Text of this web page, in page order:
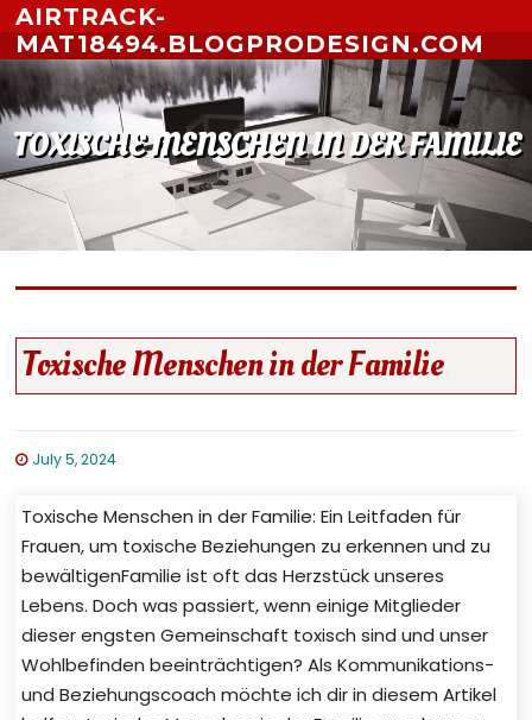
Skip to content
AIRTRACK-
MAT18494.BLOGPRODESIGN.COM
TOXISCHE MENSCHEN IN DER FAMILIE
Toxische Menschen in der Familie
July 5, 2024
Toxische Menschen in der Familie: Ein Leitfaden für
Frauen, um toxische Beziehungen zu erkennen und zu
bewältigenFamilie ist oft das Herzstück unseres
Lebens. Doch was passiert, wenn einige Mitglieder
dieser engsten Gemeinschaft toxisch sind und unser
Wohlbefinden beeinträchtigen? Als Kommunikations-
und Beziehungscoach möchte ich dir in diesem Artikel